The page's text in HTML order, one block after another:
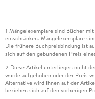
1 Mängelexemplare sind Bücher
einschränken. Mängelexemplare
Die frühere Buchpreisbindung ist
sich auf den gebundenen Preis
2 Diese Artikel unterliegen nicht
wurde aufgehoben oder der Preis
Alternative wird Ihnen auf der
beziehen sich auf den vorherigen